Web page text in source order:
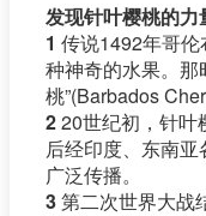
发现针叶樱桃的力
1 传说1492年哥
种神奇的水果。那
桃”(Barbados
220世纪初，针叶
后经印度、东南
广泛传播。
3第二次世界大战